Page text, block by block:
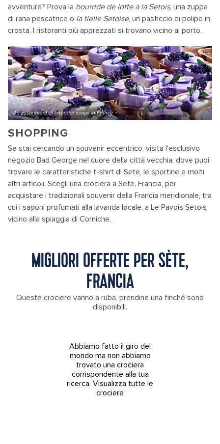
avventure? Prova la bourride de lotte a la Setois, una zuppa
di rana pescatrice o la tielle Setoise, un pasticcio di polipo in
crosta. I ristoranti più apprezzati si trovano vicino al porto.
An assortment of lavender soaps in France
SHOPPING
Se stai cercando un souvenir eccentrico, visita l'esclusivo
negozio Bad George nel cuore della città vecchia, dove puoi
trovare le caratteristiche t-shirt di Sete, le sportine e molti
altri articoli. Scegli una crociera a Sete, Francia, per
acquistare i tradizionali souvenir della Francia meridionale, tra
cui i saponi profumati alla lavanda locale, a Le Pavois Setois
vicino alla spiaggia di Corniche.
MIGLIORI OFFERTE PER SÈTE,
FRANCIA
Queste crociere vanno a ruba, prendine una finché sono
disponibili.
Abbiamo fatto il giro del
mondo ma non abbiamo
trovato una crociera
corrispondente alla tua
ricerca. Visualizza tutte le
crociere